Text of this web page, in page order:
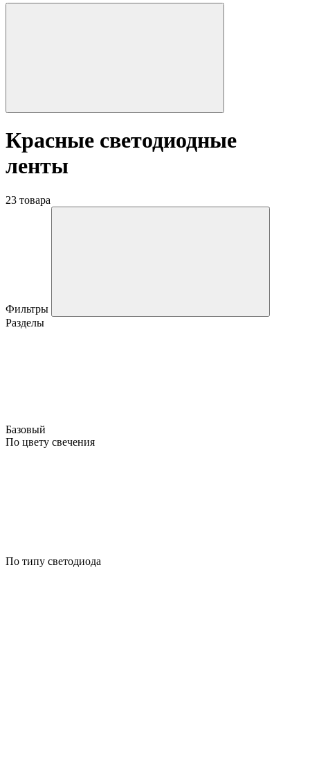
Красные светодиодные
ленты
23 товара
Фильтры
Разделы
Базовый
По цвету свечения
По типу светодиода